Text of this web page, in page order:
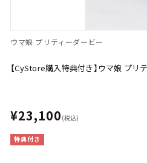
ウマ娘 プリティーダービー
【CyStore購入特典付き】ウマ娘 プ
¥23,100 (税込)
特典付き